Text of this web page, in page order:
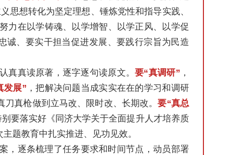
思想转化为坚定理想、锤炼党性和指导实践、
力在以学铸魂、以学增智、以学正风、以学促
诚、要实干担当促进发展、要践行宗旨为民造
真真读原著，逐字逐句读原文。要“真调研” ，
发展” ，把解决问题当成实实在在的学习和调研
刀真枪做到立马改、限时改、长期改。要“真总
要落实好《同济大学关于全面提升人才培养质
题教育中扎实推进、见功见效。
，逐条梳理了任务要求和时间节点，动员部署